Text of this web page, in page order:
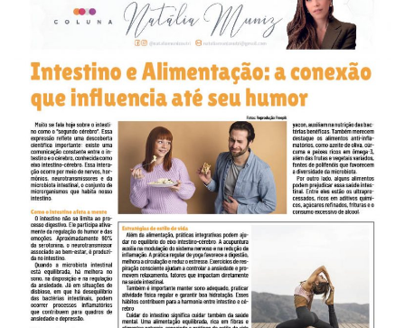
Sistemas